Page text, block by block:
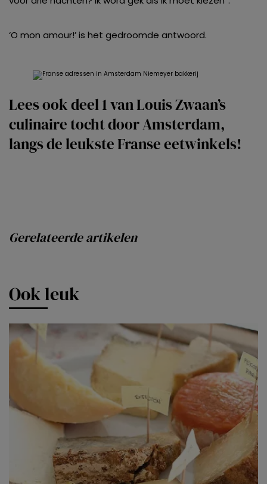
‘O mon amour!’ is het gedroomde antwoord.
Lees ook deel 1 van Louis Zwaan’s
culinaire tocht door Amsterdam,
langsde leukste Franse eetwinkels!
Gerelateerde artikelen
Ook leuk